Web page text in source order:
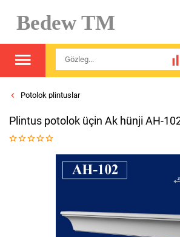
Bedew TM
Potolok plintuslar
Plintus potolok üçin Ak hünji AH-